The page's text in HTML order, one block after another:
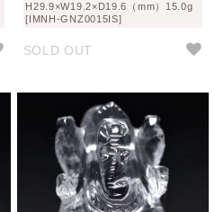
H29.9×W19.2×D19.6（mm）15.0g
[IMNH-GNZ0015IS]
SOLD OUT